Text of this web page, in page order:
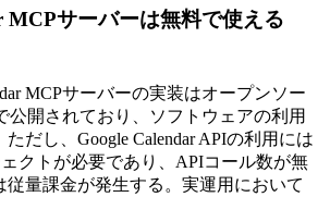
MCPサーバーは無料で使える
MCPサーバーの実装はオープンソー
公開されており、ソフトウェアの利用
だし、Google Calendar APIの利用には
ェクトが必要であり、APIコール数が無
従量課金が発生する。実運用において